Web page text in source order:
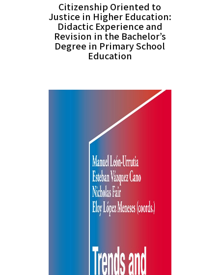
Citizenship Oriented to
Justice in Higher Education:
Didactic Experience and
Revision in the Bachelor’s
Degree in Primary School
Education